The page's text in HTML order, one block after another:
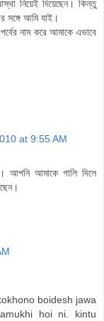
নিয়েই দিয়েছেন। কিন্তু
সঙ্গে আমি যাই।
নাম করে আমাকে এভাবে
at 9:55 AM
আপনি আমাকে গালি দিলে
boidesh jawa
hoi ni. kintu